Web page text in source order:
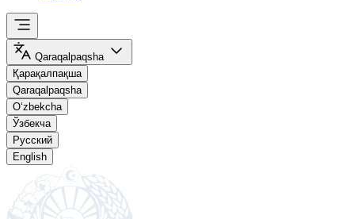
Qaraqalpaqsha
Қарақалпақша
Qaraqalpaqsha
O‘zbekcha
Ўзбекча
Русский
English